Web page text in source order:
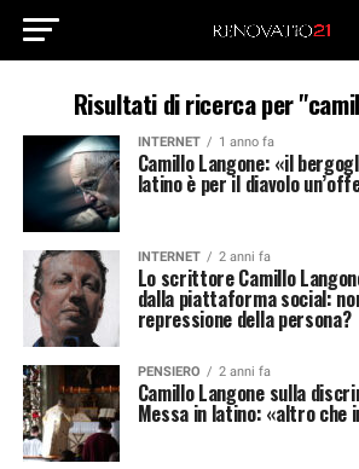
Risultati di ricerca per
INTERNET 1 anno fa
Camillo Langone: «il
latino è per il diavolo
INTERNET 2 anni fa
Lo scrittore Camillo
dalla piattaforma social:
repressione della persona?
PENSIERO 2 anni fa
Camillo Langone sulla
Messa in latino: «altro che